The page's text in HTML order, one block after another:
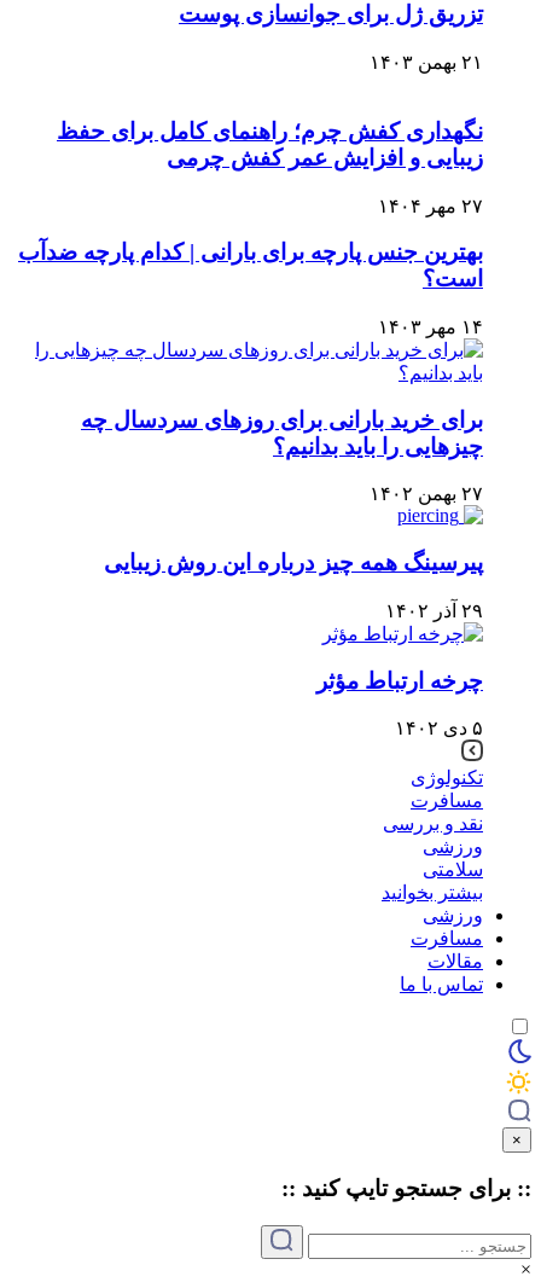
تزریق ژل برای جوانسازی پوست
۲۱ بهمن ۱۴۰۳
نگهداری کفش چرم؛ راهنمای کامل برای حفظ
زیبایی و افزایش عمر کفش چرمی
۲۷ مهر ۱۴۰۴
بهترین جنس پارچه برای بارانی | کدام پارچه ضدآب
است؟
۱۴ مهر ۱۴۰۳
برای خرید بارانی برای روزهای سردسال چه
چیزهایی را باید بدانیم؟
۲۷ بهمن ۱۴۰۲
پیرسینگ همه چیز درباره این روش زیبایی
۲۹ آذر ۱۴۰۲
چرخه ارتباط مؤثر
۵ دی ۱۴۰۲
تکنولوژی
مسافرت
نقد و بررسی
ورزشی
سلامتی
بیشتر بخوانید
ورزشی
مسافرت
مقالات
تماس با ما
×
:: برای جستجو تایپکنید ::
×